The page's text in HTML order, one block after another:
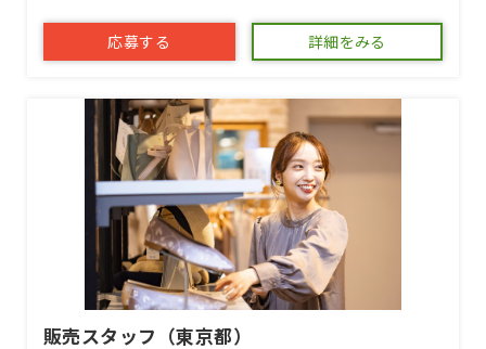
応募する 詳細をみる
販売スタッフ（東京都）